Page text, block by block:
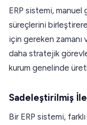
ERP sistemi,
süreçlerini
için gereken zamanı
daha stratejik
kurum genelinde
Sadeleştirilmiş
Bir ERP sistemi,